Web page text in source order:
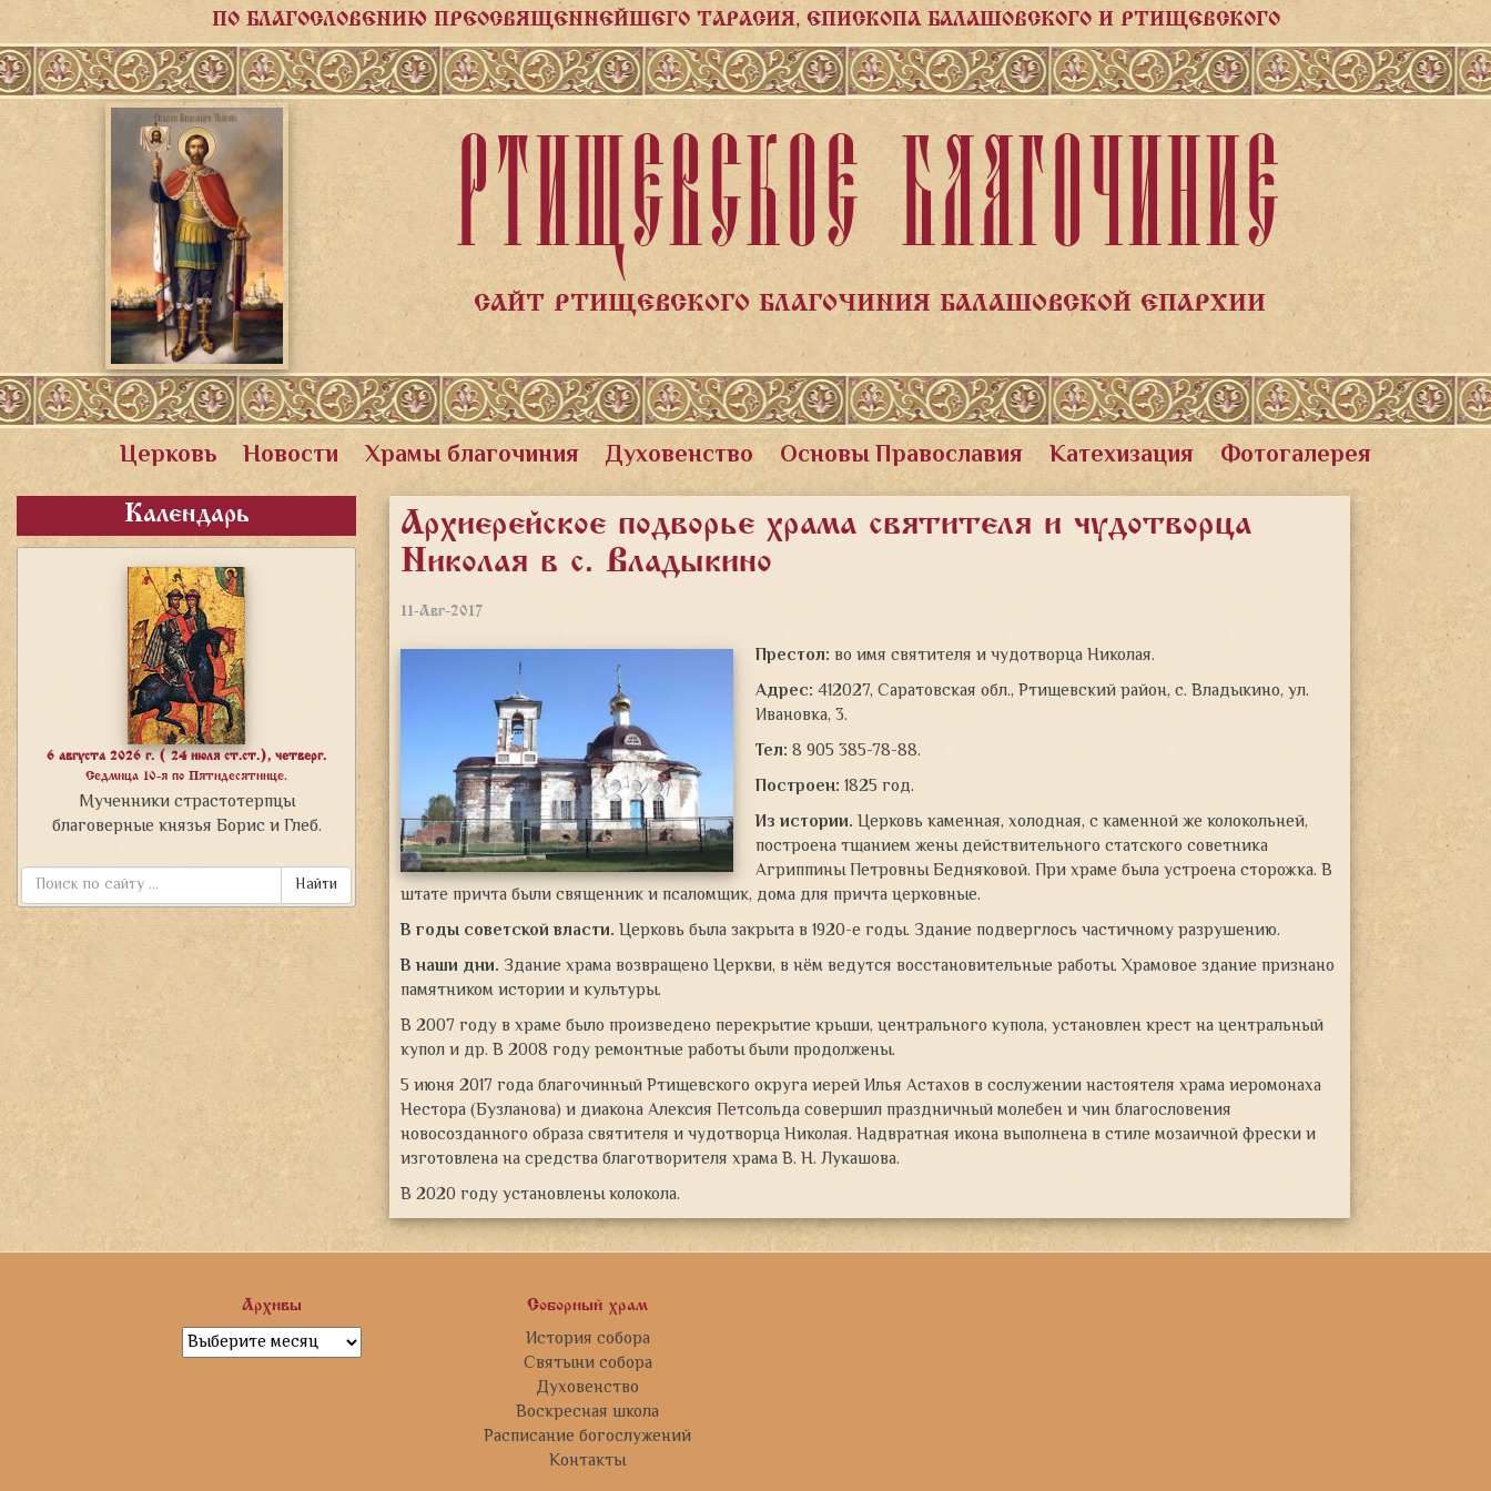
ПО БЛАГОСЛОВЕНИЮ ПРЕОСВЯЩЕННЕЙШЕГО ТАРАСИЯ, ЕПИСКОПА БАЛАШОВСКОГО И РТИЩЕВСКОГО
РТИЩЕВСКОЕ БЛАГОЧИНИЕ
САЙТ РТИЩЕВСКОГО БЛАГОЧИНИЯ БАЛАШОВСКОЙ ЕПАРХИИ
Церковь Новости Храмы благочиния Духовенство Основы Православия Катехизация Фотогалерея
Календарь
6 августа 2026 г. ( 24 июля ст.ст.), четверг.
Седмица 10-я по Пятидесятнице.
Мученники страстотерпцы
благоверные князья Борис и Глеб.
Найти
Архиерейское подворье храма святителя и чудотворца
Николая в с. Владыкино
11-Авг-2017
Престол: во имя святителя и чудотворца Николая.
Адрес: 412027, Саратовская обл., Ртищевский район, с. Владыкино, ул.
Ивановка, 3.
Тел: 8 905 385-78-88.
Построен: 1825 год.
Из истории. Церковь каменная, холодная, с каменной же колокольней,
построена тщанием жены действительного статского советника
Агриппины Петровны Бедняковой. При храме была устроена сторожка. В
штате причта были священник и псаломщик, дома для причта церковные.
В годы советской власти. Церковь была закрыта в 1920-е годы. Здание подверглось частичному разрушению.
В наши дни. Здание храма возвращено Церкви, в нём ведутся восстановительные работы. Храмовое здание признано
памятником истории и культуры.
В 2007 году в храме было произведено перекрытие крыши, центрального купола, установлен крест на центральный
купол и др. В 2008 году ремонтные работы были продолжены.
5 июня 2017 года благочинный Ртищевского округа иерей Илья Астахов в сослужении настоятеля храма иеромонаха
Нестора (Бузланова) и диакона Алексия Петсольда совершил праздничный молебен и чин благословения
новосозданного образа святителя и чудотворца Николая. Надвратная икона выполнена в стиле мозаичной фрески и
изготовлена на средства благотворителя храма В. Н. Лукашова.
В 2020 году установлены колокола.
Архивы
Архивы
Соборный храм
История собора
Святыни собора
Духовенство
Воскресная школа
Расписание богослужений
Контакты